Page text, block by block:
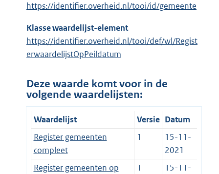
https://identifier.overheid.nl/tooi/id/gemeente
Klasse waardelijst-element
https://identifier.overheid.nl/tooi/def/wl/Regist
erwaardelijstOpPeildatum
Deze waarde komt voor in de
volgende waardelijsten:
Waardelijst Versie Datum
Register gemeenten
compleet
1
15-11-
2021
Register gemeenten op
1
15-11-